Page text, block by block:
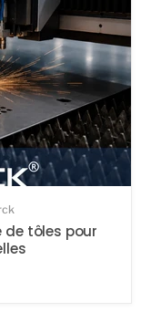
de tôles pour